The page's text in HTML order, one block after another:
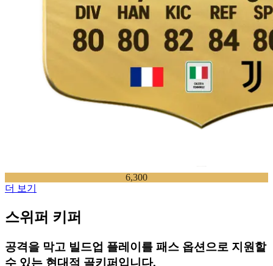
6,300
더 보기
스위퍼 키퍼
공격을 막고 빌드업 플레이를 패스 옵션으로 지원할
수 있는 현대적 골키퍼입니다.